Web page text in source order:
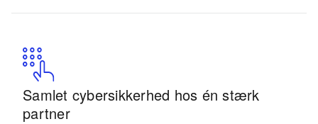
Intelligente løsninger, fremtidssikret
virksomhed
Proaktiv beskyttelse med dansk threat
intelligence
Samlet cybersikkerhed hos én stærk
partner